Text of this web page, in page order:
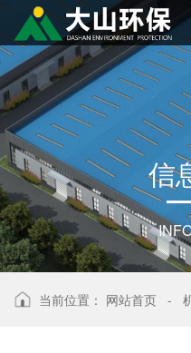
信
当前位置： 网站首页 -